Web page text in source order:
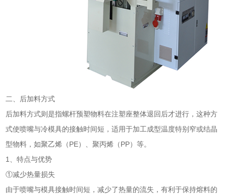
二、后加料方式
后加料方式则是指螺杆预塑物料在注塑座整体退回后才进行，这种方
式使喷嘴与冷模具的接触时间短，适用于加工成型温度特别窄或结晶
型物料，如聚乙烯（PE）、聚丙烯（PP）等。
1、特点与优势
①减少热量损失
由于喷嘴与模具接触时间短，减少了热量的流失，有利于保持熔料的